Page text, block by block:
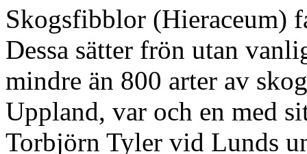
Skogsfibblor (Hieraceum)
Dessa sätter frön utan
mindre än 800 arter av
Uppland, var och en med
Torbjörn Tyler vid Lunds